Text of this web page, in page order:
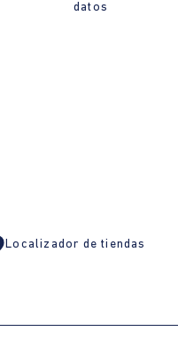
datos
Localizador de tiendas